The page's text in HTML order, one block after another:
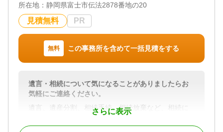
所在地： 静岡県富士市伝法2878番地の20
見積無料 PR
無料 この事務所を含めて一括見積をする
さらに表示
遺言・相続について気になることがありましたらお
気軽にご連絡ください。
遺言、遺産分割、相続手続、相続放棄など、相続に
関わるご相談には幅広く対応させていただきます。